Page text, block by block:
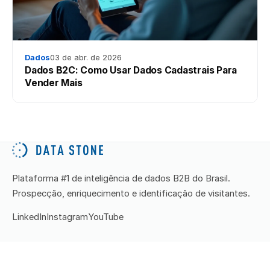
Dados03 de abr. de 2026
Dados B2C: Como Usar Dados Cadastrais Para
Vender Mais
Plataforma #1 de inteligência de dados B2B do Brasil.
Prospecção, enriquecimento e identificação de visitantes.
LinkedIn InstagramYouTube